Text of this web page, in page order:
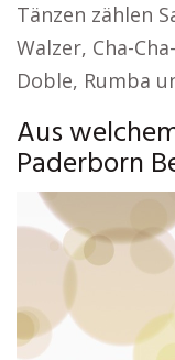
Tänzen zählen
Walzer, Cha-
Doble, Rumba
Aus
Paderborn